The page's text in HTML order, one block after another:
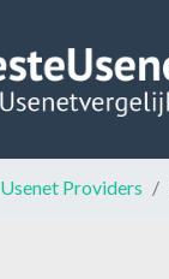
Usenet Providers